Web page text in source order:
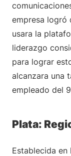
empresa logró
usara la
liderazgo
para lograr
alcanzara una
empleado del
Plata:
Establecida en